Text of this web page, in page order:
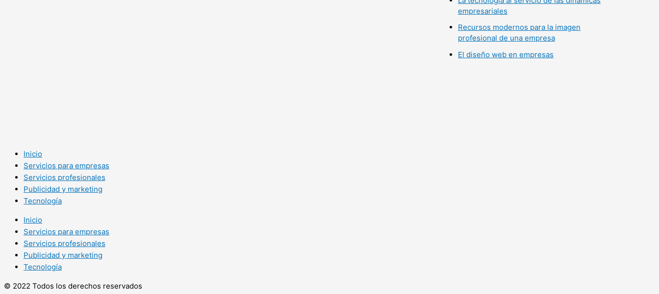
empresariales
Recursos modernos para la imagen
profesional de una empresa
El diseño web en empresas
Inicio
Servicios para empresas
Servicios profesionales
Publicidad y marketing
Tecnología
Inicio
Servicios para empresas
Servicios profesionales
Publicidad y marketing
Tecnología
© 2022 Todos los derechos reservados